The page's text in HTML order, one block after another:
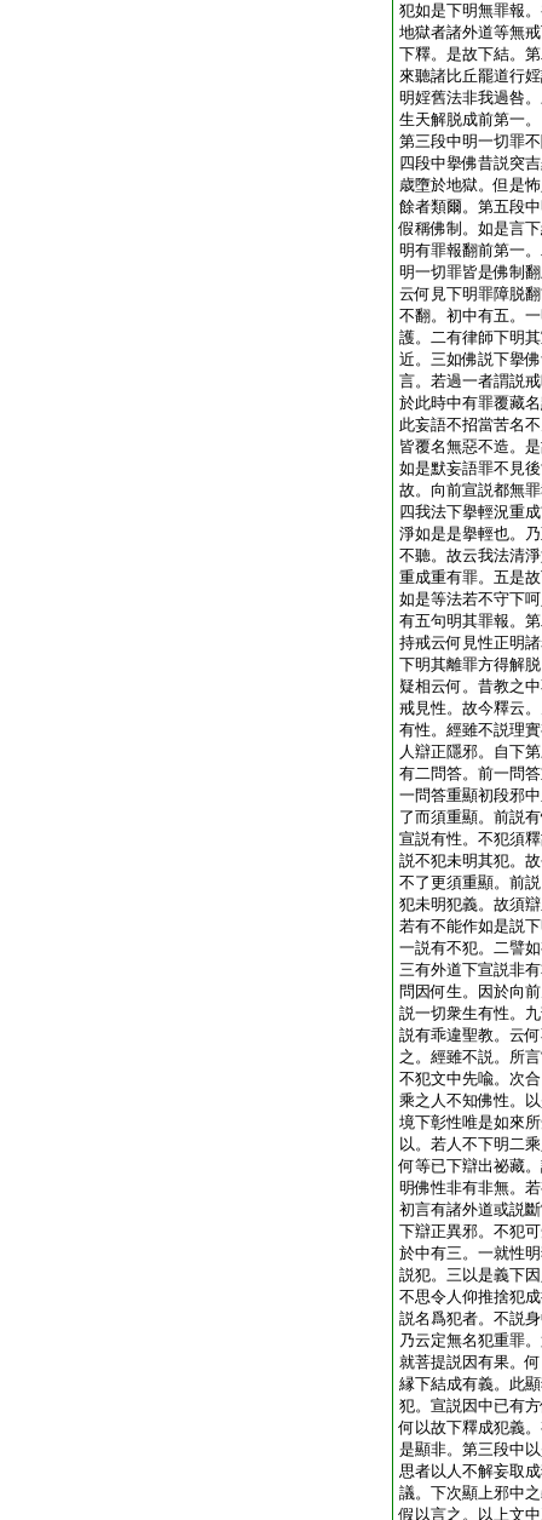
犯如是下明無罪報
地獄者諸外道等無
下釋。是故下結。
來聽諸比丘罷道行
明婬舊法非我過咎
生天解脱成前第一
第三段中明一切罪
四段中擧佛昔説突
歳墮於地獄。但是
餘者類爾。第五段
假稱佛制。如是言
明有罪報翻前第一
明一切罪皆是佛制
云何見下明罪障脱
不翻。初中有五。
護。二有律師下明
近。三如佛説下擧
言。若過一者謂説
於此時中有罪覆藏
此妄語不招當苦名
皆覆名無惡不造。
如是默妄語罪不見
故。向前宣説都無
四我法下擧輕況重
淨如是是擧輕也。
不聽。故云我法清
重成重有罪。五是
如是等法若不守下
有五句明其罪報。
持戒云何見性正明
下明其離罪方得解
疑相云何。昔教之
戒見性。故今釋云
有性。經雖不説理
人辯正隱邪。自下
有二問答。前一問
一問答重顯初段邪
了而須重顯。前説
宣説有性。不犯須
説不犯未明其犯。
不了更須重顯。前
犯未明犯義。故須
若有不能作如是説
一説有不犯。二譬
三有外道下宣説非
問因何生。因於向
説一切衆生有性。
説有乖違聖教。云
之。經雖不説。所
不犯文中先喩。次
乘之人不知佛性。
境下彰性唯是如來
以。若人不下明二
何等已下辯出祕藏
明佛性非有非無。
初言有諸外道或説
下辯正異邪。不犯
於中有三。一就性
説犯。三以是義下
不思令人仰推捨犯
説名爲犯者。不説
乃云定無名犯重罪
就菩提説因有果。
縁下結成有義。此
犯。宣説因中已有
何以故下釋成犯義
是顯非。第三段中
思者以人不解妄取
議。下次顯上邪中
假以言之。以上文